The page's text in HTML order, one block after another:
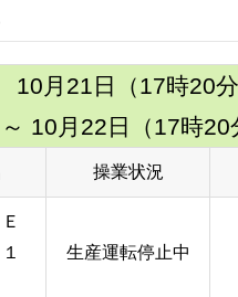
10月21日（17時20分
～ 10月22日（17時20
操業状況
生産運転停止中